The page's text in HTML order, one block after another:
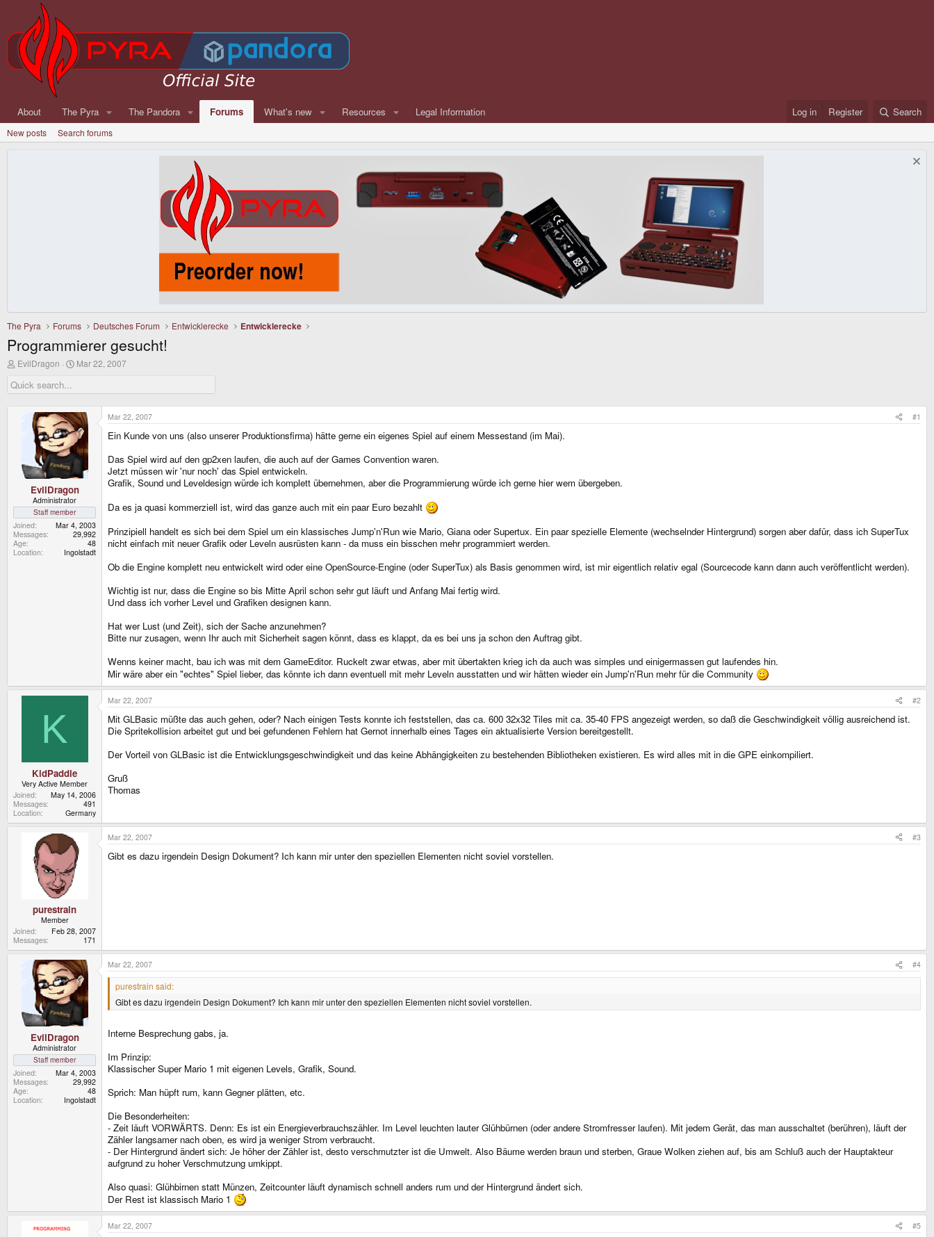
About The Pyra The Pandora Forums What's new Resources Legal Information Log in Register Search
New posts Search forums
The Pyra Forums Deutsches Forum Entwicklerecke Entwicklerecke
Programmierer gesucht!
T
r
e
EvilDragon
S
r
d
a
t
e
Mar 22, 2007
EvilDragon
Administrator
Staff member
Joined
Mar 4, 2003
Messages
29,992
Age
48
Location
Ingolstadt
Mar 22, 2007 #1
Ein Kunde von uns (also unserer Produktionsfirma) hätte gerne ein eigenes Spiel auf einem Messestand (im Mai).
Das Spiel wird auf den gp2xen laufen, die auch auf der Games Convention waren.
Jetzt müssen wir 'nur noch' das Spiel entwickeln.
Grafik, Sound und Leveldesign würde ich komplett übernehmen, aber die Programmierung würde ich gerne hier wem übergeben.
Da es ja quasi kommerziell ist, wird das ganze auch mit ein paar Euro bezahlt
Prinzipiell handelt es sich bei dem Spiel um ein klassisches Jump'n'Run wie Mario, Giana oder Supertux. Ein paar spezielle Elemente (wechselnder Hintergrund) sorgen aber dafür, dass ich SuperTux
nicht einfach mit neuer Grafik oder Leveln ausrüsten kann - da muss ein bisschen mehr programmiert werden.
Ob die Engine komplett neu entwickelt wird oder eine OpenSource-Engine (oder SuperTux) als Basis genommen wird, ist mir eigentlich relativ egal (Sourcecode kann dann auch veröffentlicht werden).
Wichtig ist nur, dass die Engine so bis Mitte April schon sehr gut läuft und Anfang Mai fertig wird.
Und dass ich vorher Level und Grafiken designen kann.
Hat wer Lust (und Zeit), sich der Sache anzunehmen?
Bitte nur zusagen, wenn Ihr auch mit Sicherheit sagen könnt, dass es klappt, da es bei uns ja schon den Auftrag gibt.
Wenns keiner macht, bau ich was mit dem GameEditor. Ruckelt zwar etwas, aber mit übertakten krieg ich da auch was simples und einigermassen gut laufendes hin.
Mir wäre aber ein "echtes" Spiel lieber, das könnte ich dann eventuell mit mehr Leveln ausstatten und wir hätten wieder ein Jump'n'Run mehr für die Community
K
KidPaddle
Very Active Member
Joined
May 14, 2006
Messages
491
Location
Germany
Mar 22, 2007 #2
Mit GLBasic müßte das auch gehen, oder? Nach einigen Tests konnte ich feststellen, das ca. 600 32x32 Tiles mit ca. 35-40 FPS angezeigt werden, so daß die Geschwindigkeit völlig ausreichend ist.
Die Spritekollision arbeitet gut und bei gefundenen Fehlern hat Gernot innerhalb eines Tages ein aktualisierte Version bereitgestellt.
Der Vorteil von GLBasic ist die Entwicklungsgeschwindigkeit und das keine Abhängigkeiten zu bestehenden Bibliotheken existieren. Es wird alles mit in die GPE einkompiliert.
Gruß
Thomas
purestrain
Member
Joined
Feb 28, 2007
Messages
171
Mar 22, 2007 #3
Gibt es dazu irgendein Design Dokument? Ich kann mir unter den speziellen Elementen nicht soviel vorstellen.
EvilDragon
Administrator
Staff member
Joined
Mar 4, 2003
Messages
29,992
Age
48
Location
Ingolstadt
Mar 22, 2007 #4
purestrain said:
Gibt es dazu irgendein Design Dokument? Ich kann mir unter den speziellen Elementen nicht soviel vorstellen.
Interne Besprechung gabs, ja.
Im Prinzip:
Klassischer Super Mario 1 mit eigenen Levels, Grafik, Sound.
Sprich: Man hüpft rum, kann Gegner plätten, etc.
Die Besonderheiten:
- Zeit läuft VORWÄRTS. Denn: Es ist ein Energieverbrauchszähler. Im Level leuchten lauter Glühbürnen (oder andere Stromfresser laufen). Mit jedem Gerät, das man ausschaltet (berühren), läuft der
Zähler langsamer nach oben, es wird ja weniger Strom verbraucht.
- Der Hintergrund ändert sich: Je höher der Zähler ist, desto verschmutzter ist die Umwelt. Also Bäume werden braun und sterben, Graue Wolken ziehen auf, bis am Schluß auch der Hauptakteur
aufgrund zu hoher Verschmutzung umkippt.
Also quasi: Glühbirnen statt Münzen, Zeitcounter läuft dynamisch schnell anders rum und der Hintergrund ändert sich.
Der Rest ist klassisch Mario 1
Mar 22, 2007 #5